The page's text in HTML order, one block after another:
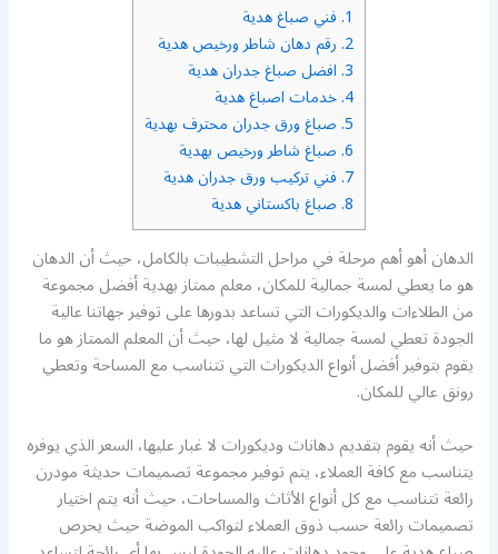
1. فني صباغ هدية
2. رقم دهان شاطر ورخيص هدية
3. افضل صباغ جدران هدية
4. خدمات اصباغ هدية
5. صباغ ورق جدران محترف بهدية
6. صباغ شاطر ورخيص بهدية
7. فني تركيب ورق جدران هدية
8. صباغ باكستاني هدية
الدهان أهو أهم مرحلة في مراحل التشطيبات بالكامل، حيث أن الدهان
هو ما يعطي لمسة جمالية للمكان، معلم ممتاز بهدية أفضل مجموعة
من الطلاءات والديكورات التي تساعد بدورها على توفير جهاتنا عالية
الجودة تعطي لمسة جمالية لا مثيل لها، حيث أن المعلم الممتاز هو ما
يقوم بتوفير أفضل أنواع الديكورات التي تتناسب مع المساحة وتعطي
رونق عالي للمكان.
حيث أنه يقوم بتقديم دهانات وديكورات لا غبار عليها، السعر الذي يوفره
يتناسب مع كافة العملاء، يتم توفير مجموعة تصميمات حديثة مودرن
رائعة تتناسب مع كل أنواع الأثاث والمساحات، حيث أنه يتم اختيار
تصميمات رائعة حسب ذوق العملاء لتواكب الموضة حيث يحرص